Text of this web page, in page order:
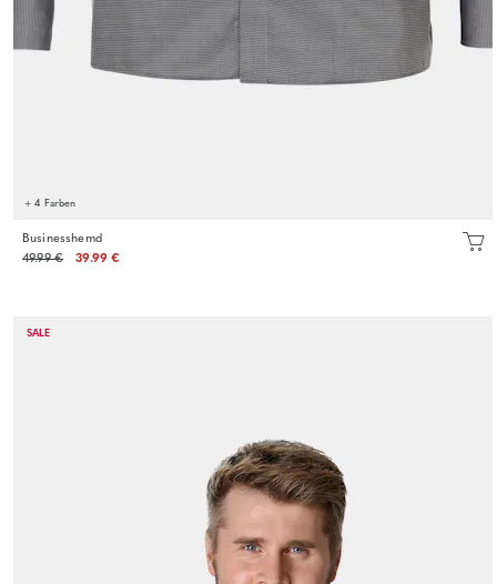
+ 4 Farben
Businesshemd
49.99 €
39.99 €
SALE